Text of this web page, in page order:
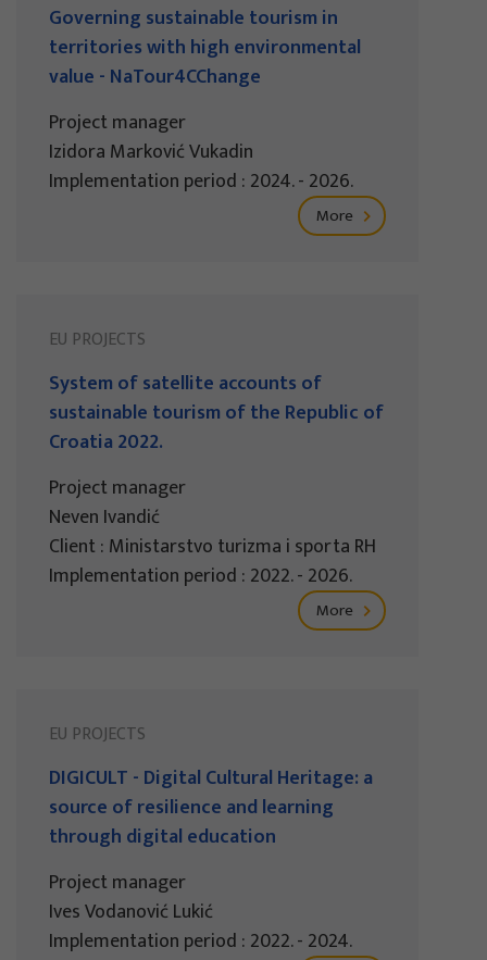
Governing sustainable tourism in
territories with high environmental
value - NaTour4CChange
Project manager
Izidora Marković Vukadin
Implementation period : 2024. - 2026.
More
EU PROJECTS
System of satellite accounts of
sustainable tourism of the Republic of
Croatia 2022.
Project manager
Neven Ivandić
Client : Ministarstvo turizma i sporta RH
Implementation period : 2022. - 2026.
More
EU PROJECTS
DIGICULT - Digital Cultural Heritage: a
source of resilience and learning
through digital education
Project manager
Ives Vodanović Lukić
Implementation period : 2022. - 2024.